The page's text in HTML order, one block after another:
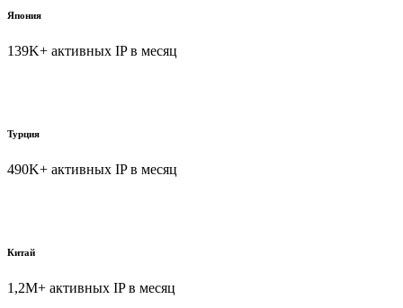
Япония
139K+ активных IP в месяц
Турция
490K+ активных IP в месяц
Китай
1,2M+ активных IP в месяц